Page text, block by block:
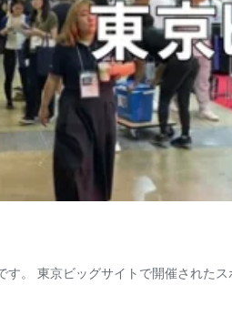
す。 東京ビッグサイトで開催され